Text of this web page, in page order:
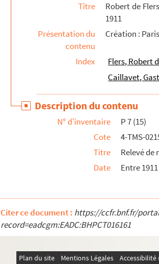
Ernest Blum, Raoul Toché. Le parfum :
Henry Becque. La parisienne : comédie en 3
Hippolyte Raymond, Maurice Ordonneau.
Francis de Croisset, Emmanuel Arène.
Georges Berr, Louis Verneuil. Parlez-moi
Louis Verneuil. Le passage de Vénus :
Alfred Capus. Les passagères : comédie en 4
François Coppée. Le passant : comédie en 1
Henry Kistemaeckers. La passante : pièce en
Georges de Porto-Riche. Le passé : comédie
Lambert-Thiboust. Le passé de Nichette :
Edmond Haraucourt. La Passion : mystère
Peter Nichols. Passion play : pièce en 2
Maurice Hennequin, Albert Willemetz.
Titre
Robert de
1911
Présentation du
contenu
Création :
Index
Flers, Robert
Caillavet,
Description du contenu
N° d'inventaire
P 7 (15)
Cote
4-TMS-
Titre
Relevé de
Date
Entre
Citer ce document : https://ccfr.bnf.fr/
record=eadcgm:EADC:BHPCT016161
Plan du site Mentions Légales